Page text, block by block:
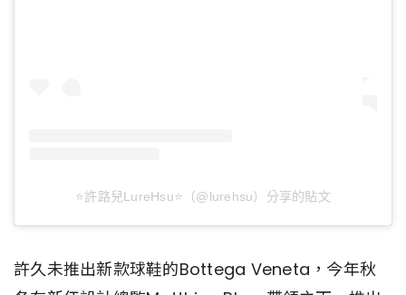
⭐️許路兒LureHsu⭐️（@lurehsu）分享的貼文
許久未推出新款球鞋的Bottega Veneta，今年秋